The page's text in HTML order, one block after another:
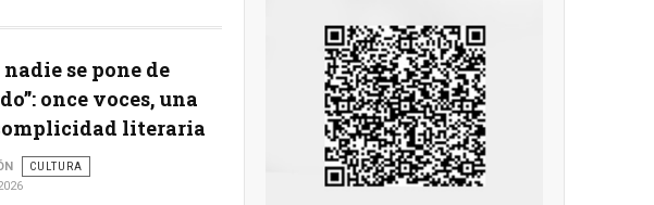
nadie se pone de
once voces, una
literaria
CULTURA